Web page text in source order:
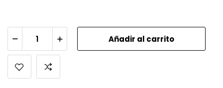
Añadir al carrito